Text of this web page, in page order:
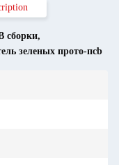
сборки,
зеленых прото-пcb